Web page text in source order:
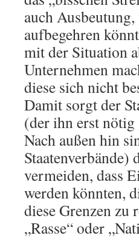
auch
aufbegehren
mit der Situation
Unternehmen
diese sich nicht
Damit sorgt der
(der ihn erst nötig
Nach außen hin
Staatenverbände)
vermeiden, dass
werden könnten,
diese Grenzen
„Rasse“ oder